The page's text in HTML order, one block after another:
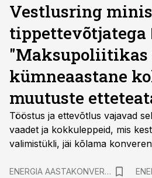
Vestlusring
tippettevõtjatega ǀ
"Maksupoliitikas
kümneaastane
muutuste
Tööstus ja ettevõtlus vajavad
vaadet ja kokkuleppeid, mis
valimistükli, jäi kõlama
juhatuse esimees Andrus
ENERGIA AASTAKONVERENTS 2025